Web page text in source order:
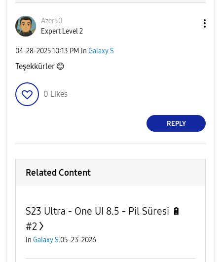
Azer50
Expert Level 2
‎04-28-202510:13 PM in Galaxy S
Teşekkürler 😊
0 Likes
REPLY
Related Content
S23 Ultra - One UI 8.5 - Pil Süresi 🔋
#2
in Galaxy S 05-23-2026